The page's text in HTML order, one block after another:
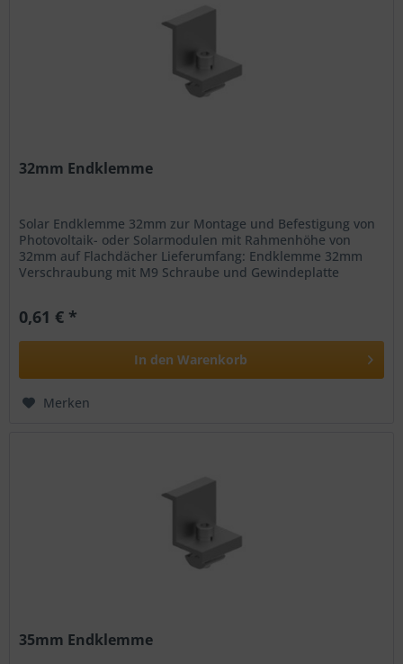
32mm Endklemme
Solar Endklemme 32mm zur Montage und Befestigung von
Photovoltaik- oder Solarmodulen mit Rahmenhöhe von
32mm auf Flachdächer Lieferumfang: Endklemme 32mm
Verschraubung mit M9 Schraube und Gewindeplatte
0,61 € *
In den Warenkorb
Merken
35mm Endklemme